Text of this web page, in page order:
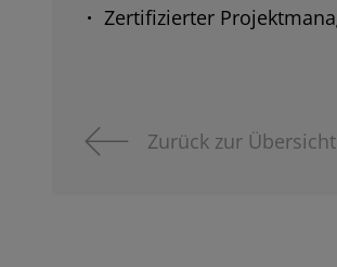
Zertifizierter
Zurück zur Übersicht